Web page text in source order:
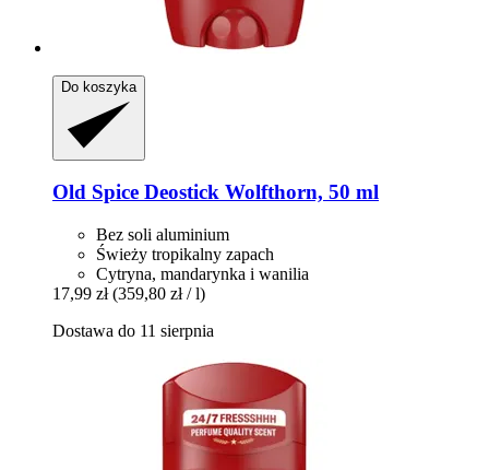
Do koszyka
Old Spice Deostick Wolfthorn, 50 ml
Bez soli aluminium
Świeży tropikalny zapach
Cytryna, mandarynka i wanilia
17,99 zł (359,80 zł / l)
Dostawa do 11 sierpnia